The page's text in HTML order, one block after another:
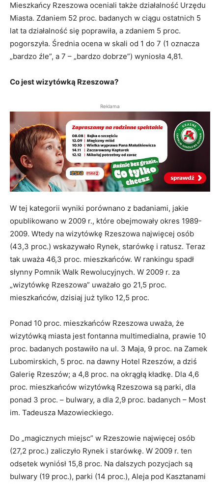
Mieszkańcy Rzeszowa oceniali także działalność Urzędu
Miasta. Zdaniem 52 proc. badanych w ciągu ostatnich 5
lat ta działalność się poprawiła, a zdaniem 5 proc.
pogorszyła. Średnia ocena w skali od 1 do 7 (1 oznacza
„bardzo źle”, a 7 – „bardzo dobrze”) wyniosła 4,81.
Co jest wizytówką Rzeszowa?
Reklama
W tej kategorii wyniki porównano z badaniami, jakie
opublikowano w 2009 r., które obejmowały okres 1989-
2009. Wtedy na wizytówkę Rzeszowa najwięcej osób
(43,3 proc.) wskazywało Rynek, starówkę i ratusz. Teraz
tak uważa 46,3 proc. mieszkańców. W rankingu spadł
słynny Pomnik Walk Rewolucyjnych. W 2009 r. za
„wizytówkę Rzeszowa” uważało go 21,5 proc.
mieszkańców, dzisiaj już tylko 12,5 proc.
Ponad 10 proc. mieszkańców Rzeszowa uważa, że
wizytówką miasta jest fontanna multimedialna, prawie 10
proc. badanych postawiło na ul. 3 Maja, 9 proc. na Zamek
Lubomirskich, 5 proc. na dawny Hotel Rzeszów, a dziś
Galerię Rzeszów; a 4,8 proc. na okrągłą kładkę. Dla 4,6
proc. mieszkańców wizytówką Rzeszowa są parki, dla
ponad 3 proc. – bulwary, a dla 2,9 proc. badanych – Most
im. Tadeusza Mazowieckiego.
Do „magicznych miejsc” w Rzeszowie najwięcej osób
(27,2 proc.) zaliczyło Rynek i starówkę. W 2009 r. ten
odsetek wyniósł 15,8 proc. Na dalszych pozycjach są
bulwary (19 proc.), parki (14 proc.), Aleja pod Kasztanami